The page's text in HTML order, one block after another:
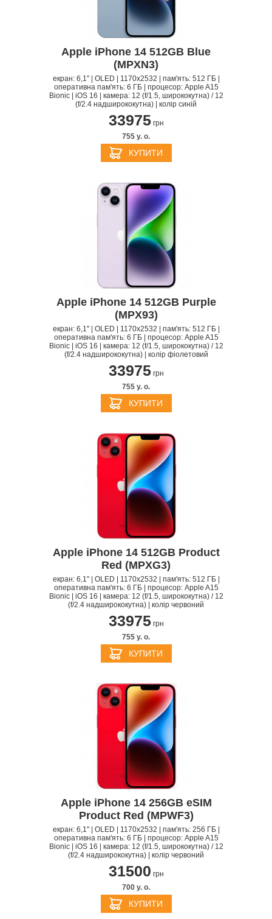
Apple iPhone 14 512GB Blue
(MPXN3)
екран: 6,1" | OLED | 1170x2532 | пам'ять: 512 ГБ |
оперативна пам'ять: 6 ГБ | процесор: Apple A15
Bionic | iOS 16 | камера: 12 (f/1.5, ширококутна) / 12
(f/2.4 надширококутна) | колір синій
33975грн
755 y. о.
КУПИТИ
Apple iPhone 14 512GB Purple
(MPX93)
екран: 6,1" | OLED | 1170x2532 | пам'ять: 512 ГБ |
оперативна пам'ять: 6 ГБ | процесор: Apple A15
Bionic | iOS 16 | камера: 12 (f/1.5, ширококутна) / 12
(f/2.4 надширококутна) | колір фіолетовий
33975грн
755 y. о.
КУПИТИ
Apple iPhone 14 512GB Product
Red (MPXG3)
екран: 6,1" | OLED | 1170x2532 | пам'ять: 512 ГБ |
оперативна пам'ять: 6 ГБ | процесор: Apple A15
Bionic | iOS 16 | камера: 12 (f/1.5, ширококутна) / 12
(f/2.4 надширококутна) | колір червоний
33975грн
755 y. о.
КУПИТИ
Apple iPhone 14 256GB eSIM
Product Red (MPWF3)
екран: 6,1" | OLED | 1170x2532 | пам'ять: 256 ГБ |
оперативна пам'ять: 6 ГБ | процесор: Apple A15
Bionic | iOS 16 | камера: 12 (f/1.5, ширококутна) / 12
(f/2.4 надширококутна) | колір червоний
31500 грн
700 y. о.
КУПИТИ